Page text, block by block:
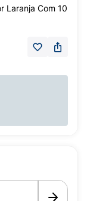
Laranja Com 10